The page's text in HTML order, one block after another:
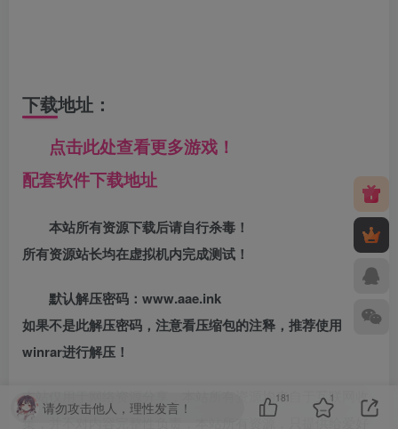
下载地址：
点击此处查看更多游戏！
配套软件下载地址
本站所有资源下载后请自行杀毒！
所有资源站长均在虚拟机内完成测试！
默认解压密码：www.aae.ink
如果不是此解压密码，注意看压缩包的注释，推荐使用
winrar进行解压！
本站仅用于网络资源分享，本站所有资源均来自于互联网收
集，并不对内容完整性负责，本站所有资源，只提供给爱好
请勿攻击他人，理性发言！
181 1